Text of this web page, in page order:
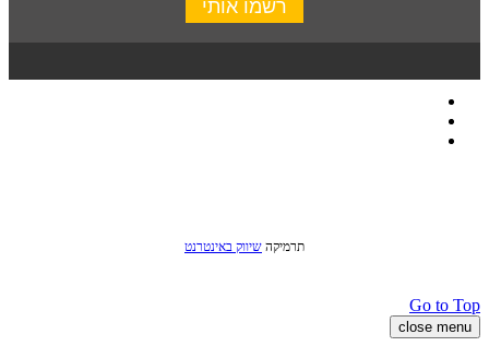
תרמיקה שיווק באינטרנט
Go to Top
close menu